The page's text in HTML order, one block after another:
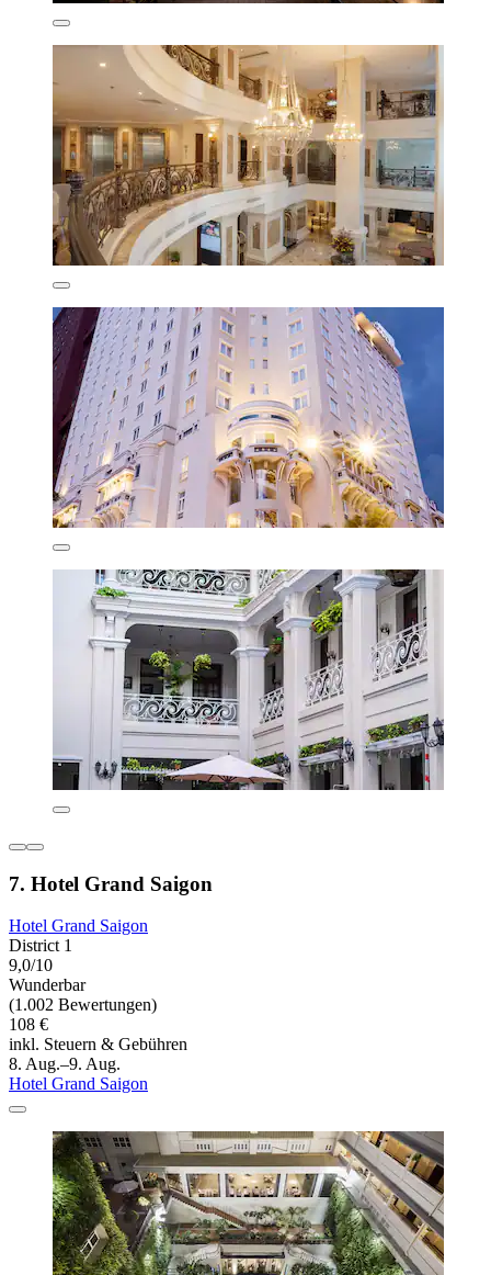
7. Hotel Grand Saigon
Hotel Grand Saigon
District 1
9,0/10
Wunderbar
(1.002 Bewertungen)
108 €
inkl. Steuern & Gebühren
8. Aug.–9. Aug.
Hotel Grand Saigon